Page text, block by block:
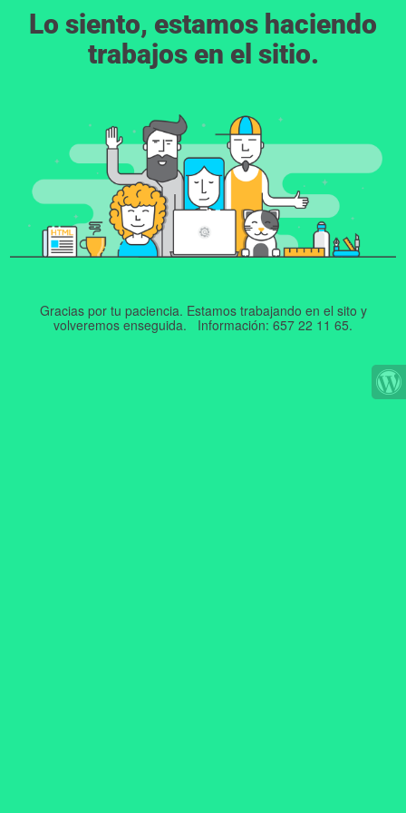
Lo siento, estamos haciendo
trabajos en el sitio.
Gracias por tu paciencia. Estamos trabajando en el sito y
volveremos enseguida. Información: 657 22 11 65.